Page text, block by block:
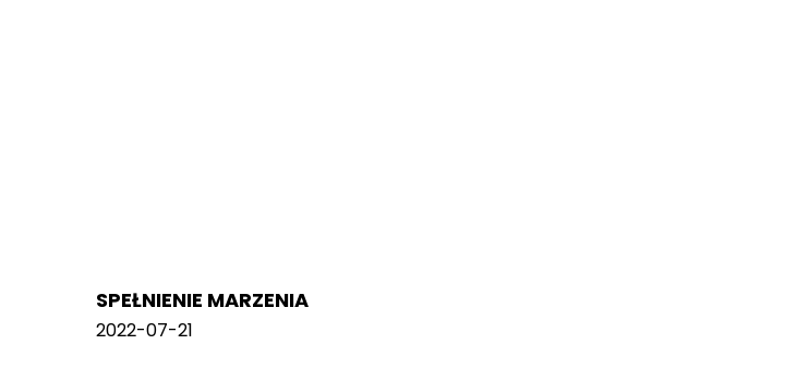
SPEŁNIENIE MARZENIA
2022-07-21